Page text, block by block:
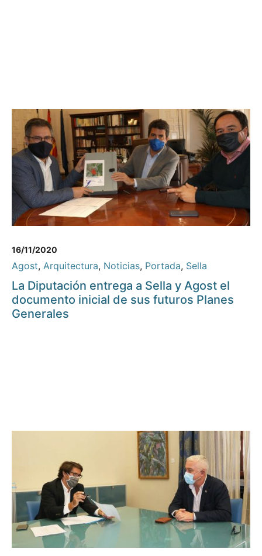
16/11/2020
Agost, Arquitectura, Noticias, Portada, Sella
La Diputación entrega a Sella y Agost el
documento inicial de sus futuros Planes
Generales